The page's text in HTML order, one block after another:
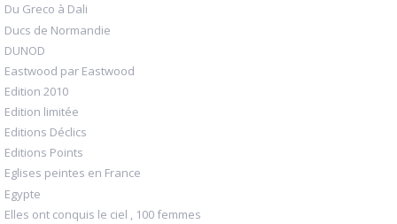
Du Greco à Dali
Ducs de Normandie
DUNOD
Eastwood par Eastwood
Edition 2010
Edition limitée
Editions Déclics
Editions Points
Eglises peintes en France
Egypte
Elles ont conquis le ciel , 100 femmes